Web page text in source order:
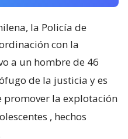
la Policía de
con la
a un hombre de 46
de la justicia y es
promover la explotación
, hechos